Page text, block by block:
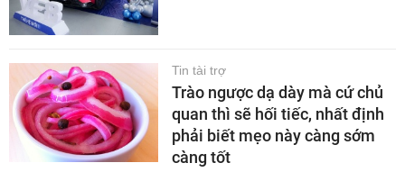
Tin tài trợ
Trào ngược dạ dày mà cứ chủ
quan thì sẽ hối tiếc, nhất định
phải biết mẹo này càng sớm
càng tốt